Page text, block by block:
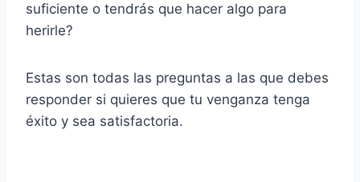
suficiente o tendrás que hacer algo para
herirle?
Estas son todas las preguntas a las que debes
responder si quieres que tu venganza tenga
éxito y sea satisfactoria.